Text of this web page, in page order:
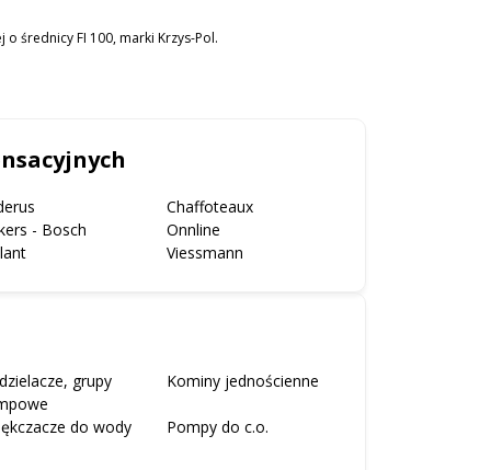
średnicy FI 100, marki Krzys-Pol.
Chaffoteaux
- Bosch
Onnline
Viessmann
grupy
Kominy jednościenne
do wody Pompy do c.o.